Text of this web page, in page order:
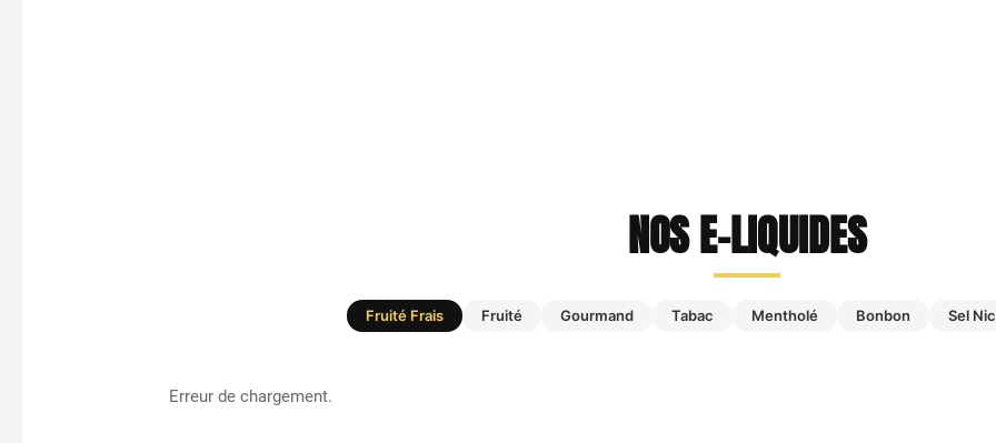
NOS E-LIQUIDES
Fruité Frais Fruité Gourmand Tabac Mentholé Bonbon Sel
Erreur de chargement.